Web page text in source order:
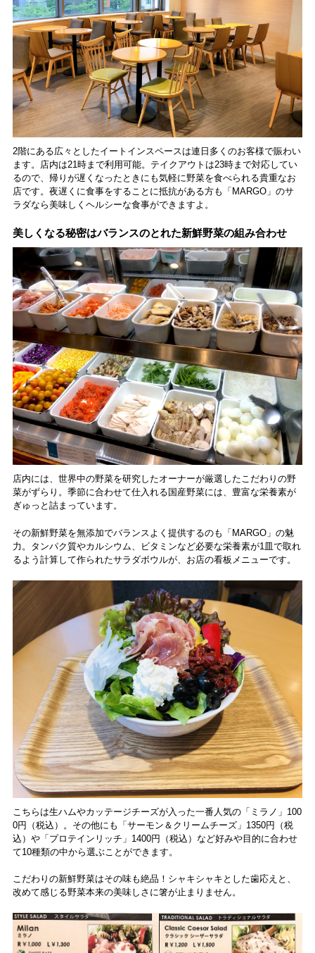
2階にある広々としたイートインスペースは連日多くのお客様で賑わい
ます。店内は21時まで利用可能。テイクアウトは23時まで対応してい
るので、帰りが遅くなったときにも気軽に野菜を食べられる貴重なお
店です。夜遅くに食事をすることに抵抗がある方も「MARGO」のサ
ラダなら美味しくヘルシーな食事ができますよ。
美しくなる秘密はバランスのとれた新鮮野菜の組み合わせ
店内には、世界中の野菜を研究したオーナーが厳選したこだわりの野
菜がずらり。季節に合わせて仕入れる国産野菜には、豊富な栄養素が
ぎゅっと詰まっています。
その新鮮野菜を無添加でバランスよく提供するのも「MARGO」の魅
力。タンパク質やカルシウム、ビタミンなど必要な栄養素が1皿で取れ
るよう計算して作られたサラダボウルが、お店の看板メニューです。
こちらは生ハムやカッテージチーズが入った一番人気の「ミラノ」100
0円（税込）。その他にも「サーモン＆クリームチーズ」1350円（税
込）や「プロテインリッチ」1400円（税込）など好みや目的に合わせ
て10種類の中から選ぶことができます。
こだわりの新鮮野菜はその味も絶品！シャキシャキとした歯応えと、
改めて感じる野菜本来の美味しさに箸が止まりません。